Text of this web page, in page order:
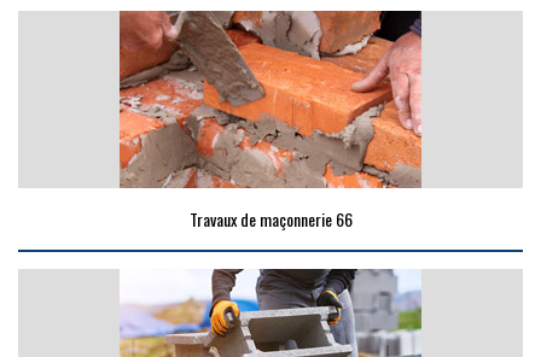
Travaux de maçonnerie 66